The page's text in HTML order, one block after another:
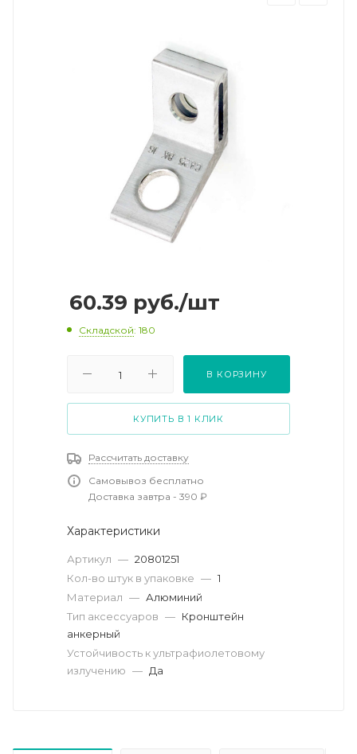
60.39 руб./шт
Складской: 180
В КОРЗИНУ
КУПИТЬ В 1 КЛИК
Рассчитать доставку
Самовывоз бесплатно
Доставка завтра - 390 ₽
Характеристики
Артикул — 20801251
Кол-во штук в упаковке — 1
Материал — Алюминий
Тип аксессуаров — Кронштейн
анкерный
Устойчивость к ультрафиолетовому
излучению — Да